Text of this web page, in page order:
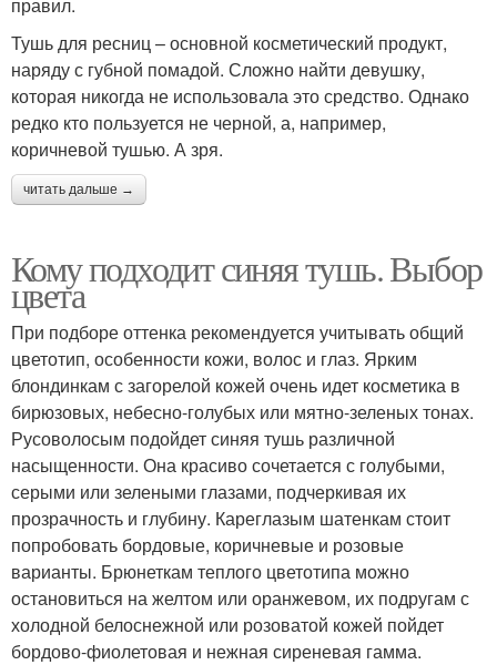
Тушь для ресниц – основной косметический продукт,
наряду с губной помадой. Сложно найти девушку,
которая никогда не использовала это средство. Однако
редко кто пользуется не черной, а, например,
коричневой тушью. А зря.
читать дальше →
Кому подходит синяя тушь. Выбор
цвета
При подборе оттенка рекомендуется учитывать общий
цветотип, особенности кожи, волос и глаз. Ярким
блондинкам с загорелой кожей очень идет косметика в
бирюзовых, небесно-голубых или мятно-зеленых тонах.
Русоволосым подойдет синяя тушь различной
насыщенности. Она красиво сочетается с голубыми,
серыми или зелеными глазами, подчеркивая их
прозрачность и глубину. Кареглазым шатенкам стоит
попробовать бордовые, коричневые и розовые
варианты. Брюнеткам теплого цветотипа можно
остановиться на желтом или оранжевом, их подругам с
холодной белоснежной или розоватой кожей пойдет
бордово-фиолетовая и нежная сиреневая гамма.